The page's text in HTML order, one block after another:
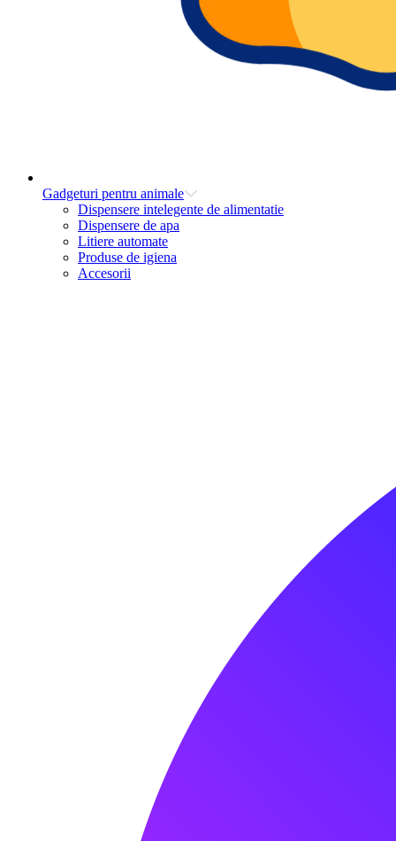
Gadgeturi pentru animale
Dispensere intelegente de alimentatie
Dispensere de apa
Litiere automate
Produse de igiena
Accesorii